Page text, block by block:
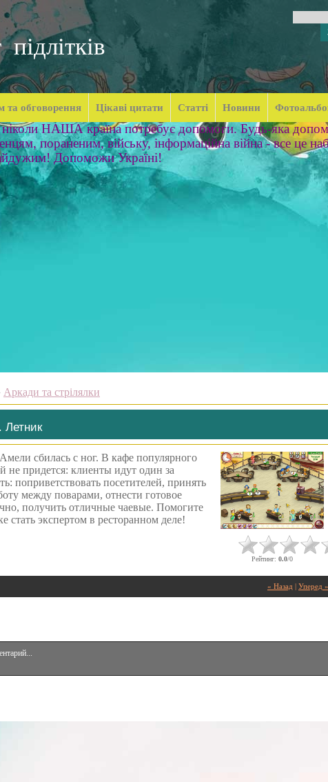
підлітків
та обговорення Цікаві цитати Статті Новини
ніколи НАША країна потребує допомоги. Будь-яка
пораненим, війську, інформаційна війна - все це
Допоможи Україні!
Аркади та стрілялки
сбилась с ног. В кафе популярного
не придется: клиенты идут один за
поприветствовать посетителей, принять
между поварами, отнести готовое
получить отличные чаевые. Помогите
стать экспертом в ресторанном деле!
Рейтинг: 0.0/0
« Назад Уперед »